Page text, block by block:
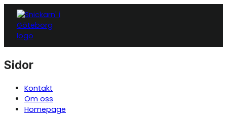
Sidor
Kontakt
Om oss
Homepage